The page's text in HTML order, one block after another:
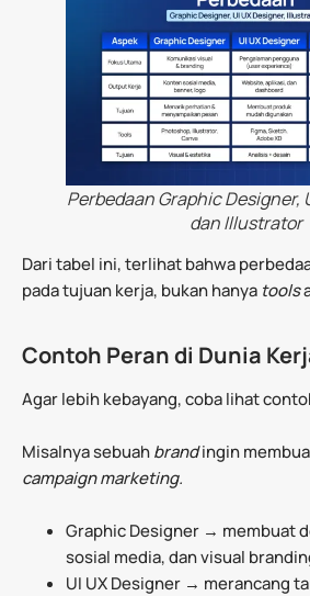
Perbedaan Graphic Designer,
dan Illustrator
Dari tabel ini, terlihat bahwa
pada tujuan kerja, bukan hanya tools
Contoh Peran di Dunia
Agar lebih kebayang, coba lihat
Misalnya sebuahbrandingin
campaign marketing.
Graphic Designer → membuat
sosial media, dan visual
UI UX Designer → merancang